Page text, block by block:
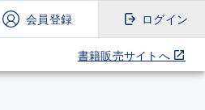
会員登録 ログイン
書籍販売サイトへ